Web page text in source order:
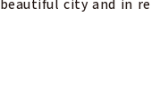
city and in re